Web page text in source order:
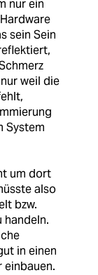
nur ein
sein Sein
weil die
System
um dort
also
bzw.
handeln.
in einen
einbauen.